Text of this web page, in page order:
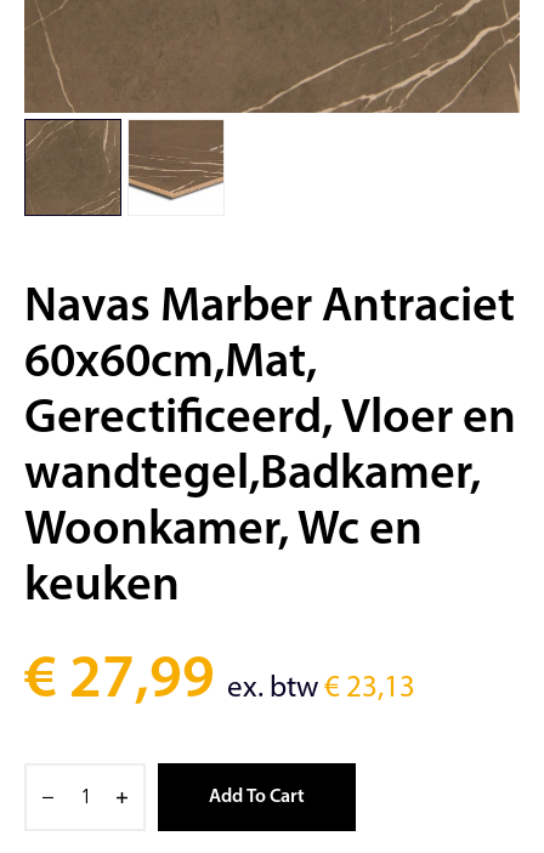
Navas Marber Antraciet
60x60cm,Mat,
Gerectificeerd, Vloer en
wandtegel,Badkamer,
Woonkamer, Wc en
keuken
€ 27,99 ex. btw € 23,13
Add To Cart